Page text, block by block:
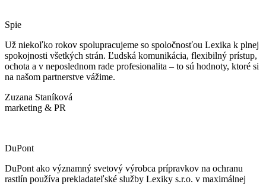
Spie
Už niekoľko rokov spolupracujeme so spoločnosťou Lexika k plnej
spokojnosti všetkých strán. Ľudská komunikácia, flexibilný prístup,
ochota a v neposlednom rade profesionalita – to sú hodnoty, ktoré si
na našom partnerstve vážime.
Zuzana Staníková
marketing & PR
DuPont
DuPont ako významný svetový výrobca prípravkov na ochranu
rastlín používa prekladateľské služby Lexiky s.r.o. v maximálnej